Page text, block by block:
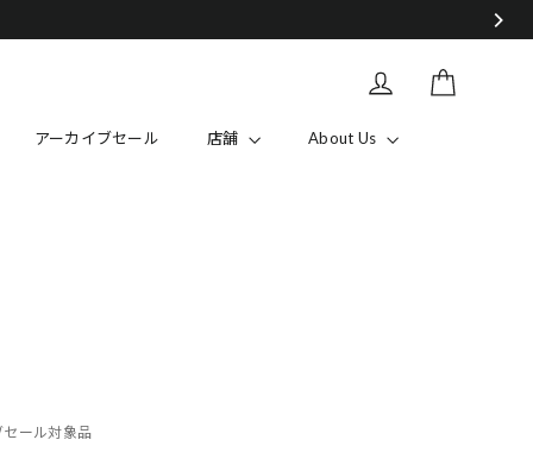
Log in
アーカイブセール 店舗 About Us
ール対象品